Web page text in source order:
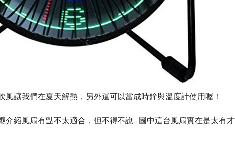
風讓我們在夏天解熱，另外還可以當成時鐘與溫度計使用喔！
介紹風扇有點不太適合，但不得不說…圖中這台風扇實在是太有才